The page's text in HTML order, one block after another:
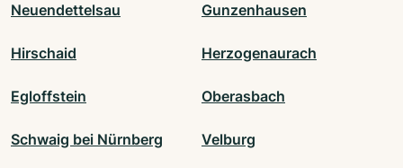
Neuendettelsau Gunzenhausen
Hirschaid Herzogenaurach
Egloffstein Oberasbach
Schwaig bei Nürnberg Velburg